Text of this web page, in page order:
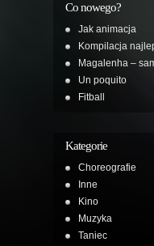
Co nowego?
Jak animacja
Kompilacja
Magalenha –
Un poquito
Fitball
Kategorie
Choreografie
Inne
Kino
Muzyka
Taniec